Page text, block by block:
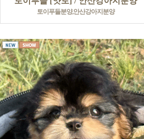
토이푸들분양,안산강아지분양